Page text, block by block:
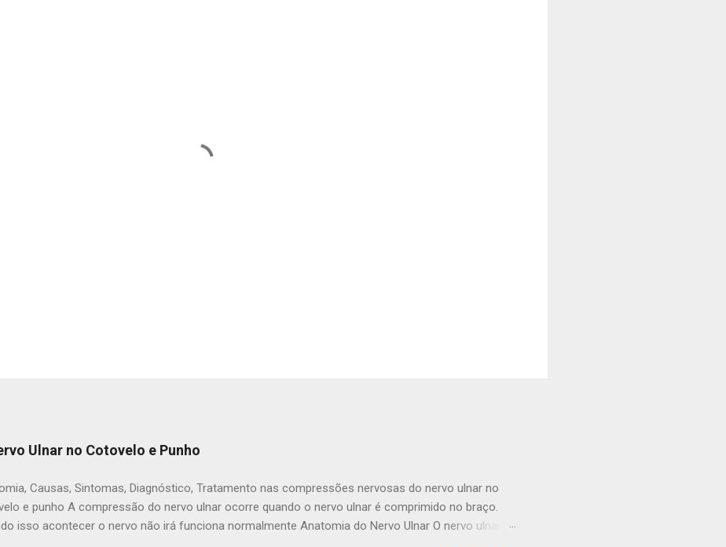
Ulnar no Cotovelo e Punho
Causas, Sintomas, Diagnóstico, Tratamento nas compressões nervosas do nervo ulnar no
e punho A compressão do nervo ulnar ocorre quando o nervo ulnar é comprimido no braço.
isso acontecer o nervo não irá funciona normalmente Anatomia do Nervo Ulnar O nervo ulnar é